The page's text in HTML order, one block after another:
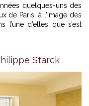
quelques-uns des
de Paris, à l’image des
l’une d’elles que s’est
Starck